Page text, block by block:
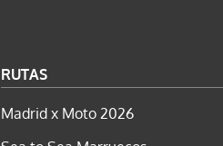
RUTAS
Madrid x Moto 2026